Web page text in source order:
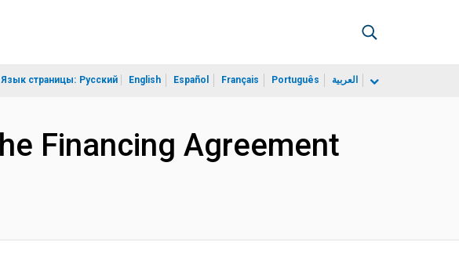
Язык страницы: Русский English Español Français Português العربية
Financing Agreement